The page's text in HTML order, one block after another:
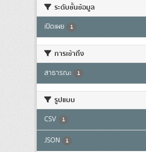
ระดับชั้นข้อมูล
เปิดเผย 1
การเข้าถึง
สาธารณะ 1
รูปแบบ
CSV 1
JSON 1